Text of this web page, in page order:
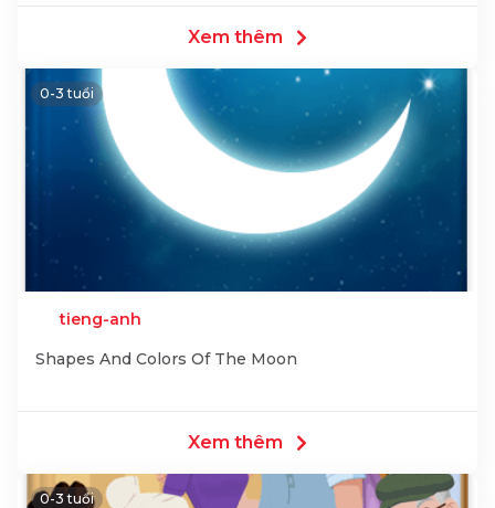
Xem thêm
0-3 tuổi
tieng-anh
Shapes And Colors Of The Moon
Xem thêm
0-3 tuổi